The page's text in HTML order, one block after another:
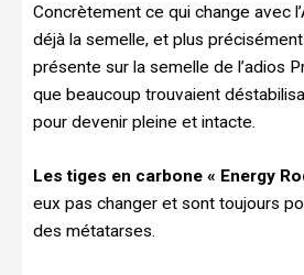
Concrètement ce qui change avec
déjà la semelle, et plus
présente sur la semelle de l’adios
que beaucoup trouvaient
pour devenir pleine et intacte.
Les tiges en carbone « Energy
eux pas changer et sont toujours
des métatarses.